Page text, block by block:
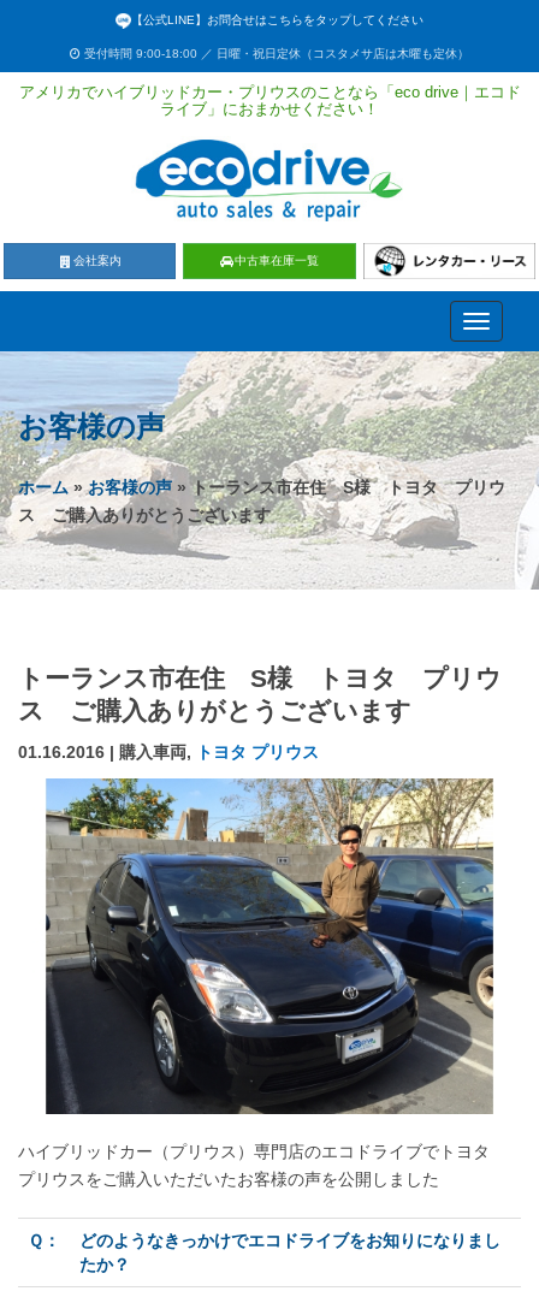
【公式LINE】お問合せはこちらをタップしてください
受付時間 9:00-18:00 ／ 日曜・祝日定休（コスタメサ店は木曜も定休）
アメリカでハイブリッドカー・プリウスのことなら「eco drive｜エコド
ライブ」におまかせください！
会社案内 中古車在庫一覧
Toggle
お客様の声
ホーム»お客様の声 » トーランス市在住 S様 トヨタ プリウ
ス ご購入ありがとうございます
トーランス市在住 S様 トヨタ プリウ
ス ご購入ありがとうございます
01.16.2016 | 購入車両, トヨタ プリウス
ハイブリッドカー（プリウス）専門店のエコドライブでトヨタ
プリウスをご購入いただいたお客様の声を公開しました
Ｑ：
どのようなきっかけでエコドライブをお知りになりまし
たか？